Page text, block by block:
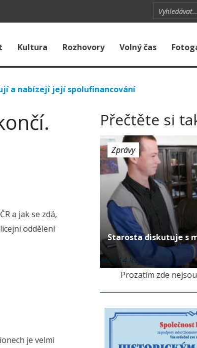
Kultura Rozhovory Volný čas
a nabízejí její spolufinancování
a jak se zdá,
oddělení
je velmi
Přečtěte si
Zprávy
Starosta diskutuje s
před 14 lety
Prozatím zde